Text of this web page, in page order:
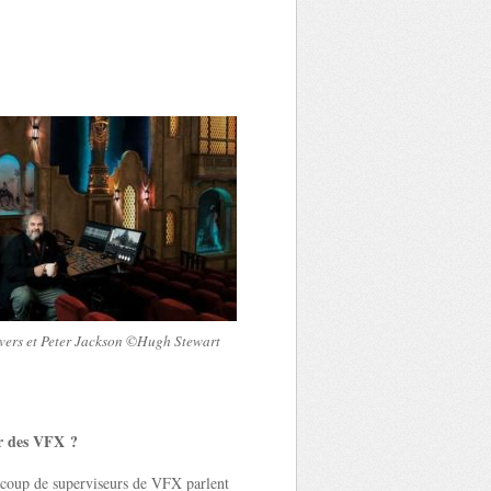
et Peter Jackson ©Hugh Stewart
des VFX ?
de superviseurs de VFX parlent